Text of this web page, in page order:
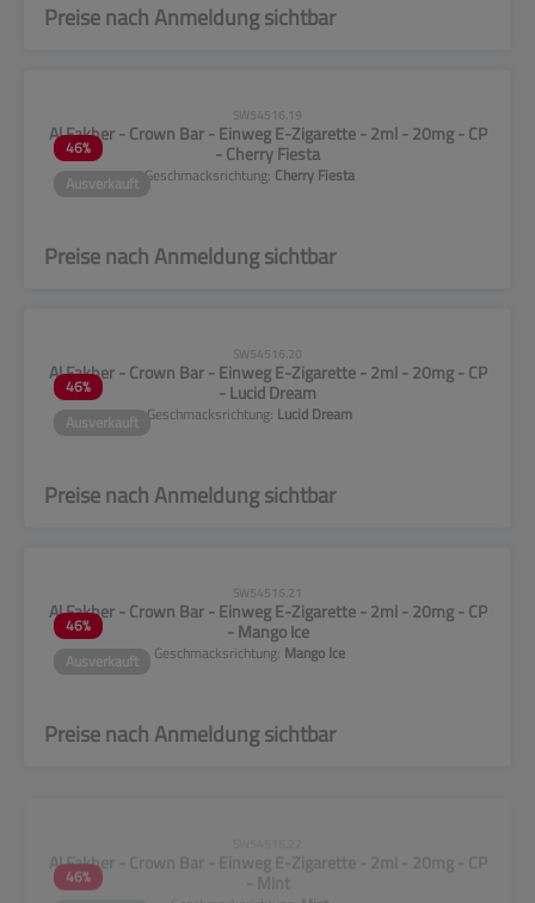
Preise nach Anmeldung sichtbar
46%
Ausverkauft
SW54516.19
Al Fakher - Crown Bar - Einweg E-Zigarette - 2ml - 20mg - CP
- Cherry Fiesta
Geschmacksrichtung: Cherry Fiesta
Preise nach Anmeldung sichtbar
46%
Ausverkauft
SW54516.20
Al Fakher - Crown Bar - Einweg E-Zigarette - 2ml - 20mg - CP
- Lucid Dream
Geschmacksrichtung: Lucid Dream
Preise nach Anmeldung sichtbar
46%
Ausverkauft
SW54516.21
Al Fakher - Crown Bar - Einweg E-Zigarette - 2ml - 20mg - CP
- Mango Ice
Geschmacksrichtung: Mango Ice
Preise nach Anmeldung sichtbar
46%
- Mint
Geschmacksrichtung: